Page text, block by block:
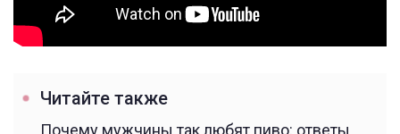
Читайте также
Почему мужчины так любят пиво: ответы